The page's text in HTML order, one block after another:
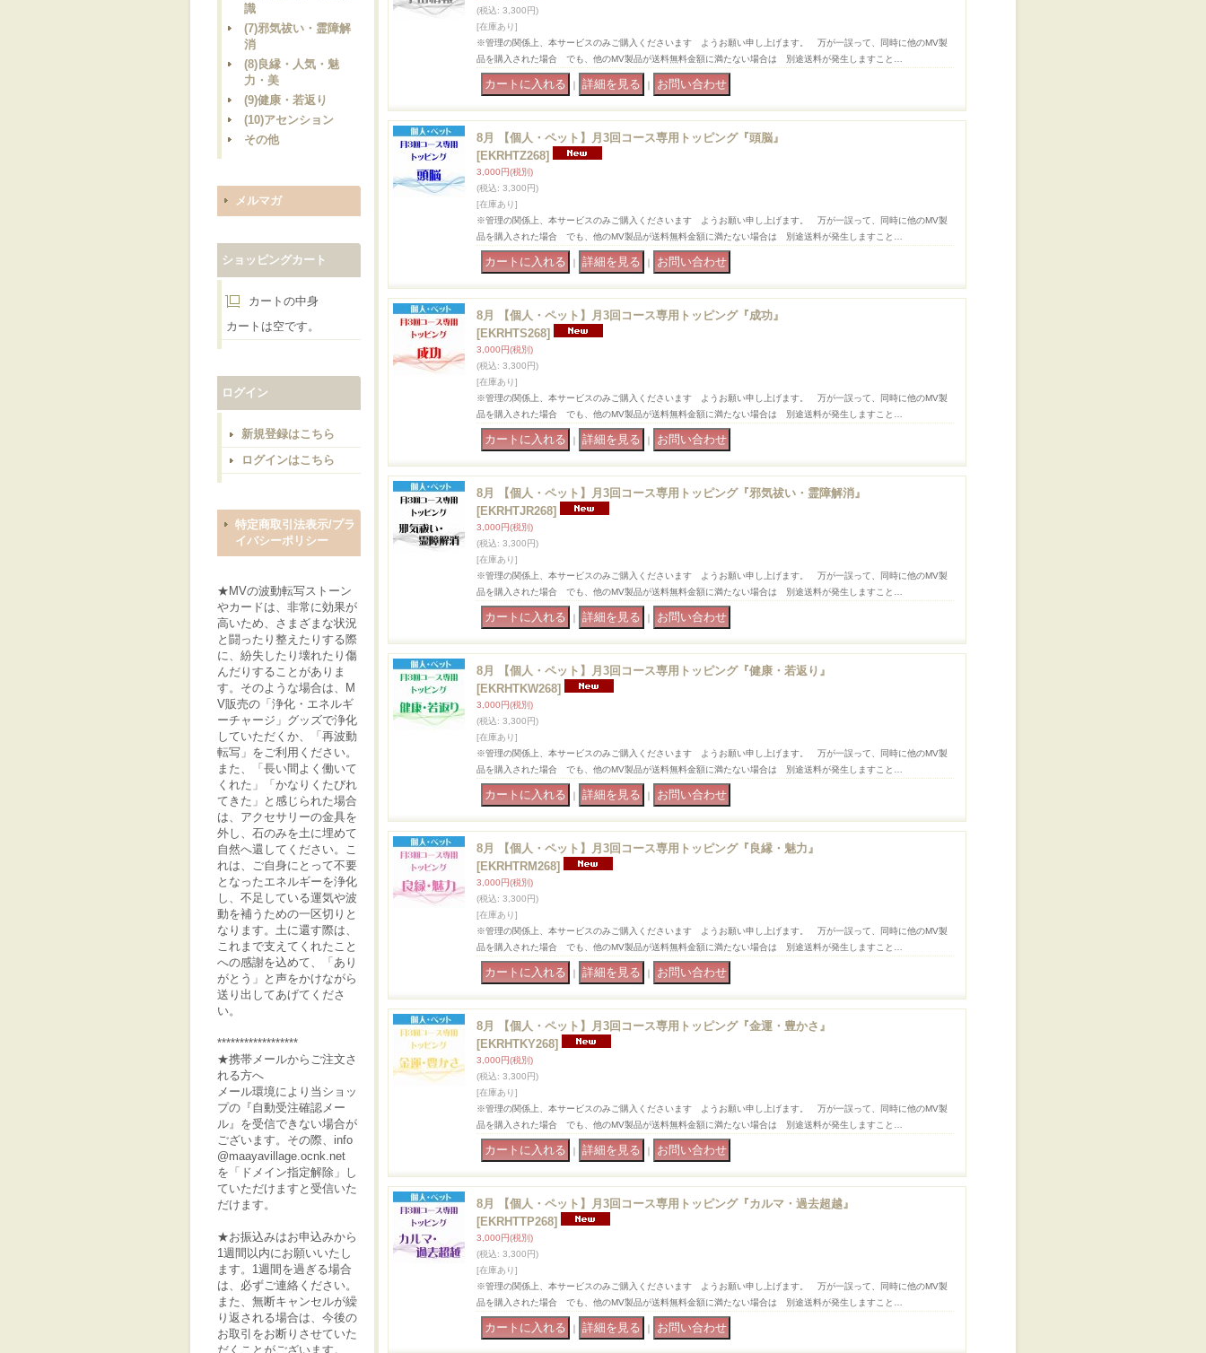
識
(7)邪気祓い・霊障解
消
(8)良縁・人気・魅
力・美
(9)健康・若返り
(10)アセンション
その他
メルマガ
ショッピングカート
カートの中身
カートは空です。
ログイン
新規登録はこちら
ログインはこちら
特定商取引法表示/プラ
イバシーポリシー
★MVの波動転写ストーン
やカードは、非常に効果が
高いため、さまざまな状況
と闘ったり整えたりする際
に、紛失したり壊れたり傷
んだりすることがありま
す。そのような場合は、M
V販売の「浄化・エネルギ
ーチャージ」グッズで浄化
していただくか、「再波動
転写」をご利用ください。
また、「長い間よく働いて
くれた」「かなりくたびれ
てきた」と感じられた場合
は、アクセサリーの金具を
外し、石のみを土に埋めて
自然へ還してください。こ
れは、ご自身にとって不要
となったエネルギーを浄化
し、不足している運気や波
動を補うための一区切りと
なります。土に還す際は、
これまで支えてくれたこと
への感謝を込めて、「あり
がとう」と声をかけながら
送り出してあげてくださ
い。
******************
★携帯メールからご注文さ
れる方へ
メール環境により当ショッ
プの『自動受注確認メー
ル』を受信できない場合が
ございます。その際、info
@maayavillage.ocnk.net
を「ドメイン指定解除」し
ていただけますと受信いた
だけます。
★お振込みはお申込みから
1週間以内にお願いいたし
ます。1週間を過ぎる場合
は、必ずご連絡ください。
また、無断キャンセルが繰
り返される場合は、今後の
お取引をお断りさせていた
だくことがございます。
(税込: 3,300円)
[在庫あり]
※管理の関係上、本サービスのみご購入くださいます ようお願い申し上げます。 万が一誤って、同時に他のMV製
品を購入された場合 でも、他のMV製品が送料無料金額に満たない場合は 別途送料が発生しますこと…
｜ ｜
8月 【個人・ペット】月3回コース専用トッピング『頭脳』
[EKRHTZ268]
3,000円(税別)
(税込: 3,300円)
[在庫あり]
※管理の関係上、本サービスのみご購入くださいます ようお願い申し上げます。 万が一誤って、同時に他のMV製
品を購入された場合 でも、他のMV製品が送料無料金額に満たない場合は 別途送料が発生しますこと…
｜ ｜
8月 【個人・ペット】月3回コース専用トッピング『成功』
[EKRHTS268]
3,000円(税別)
(税込: 3,300円)
[在庫あり]
※管理の関係上、本サービスのみご購入くださいます ようお願い申し上げます。 万が一誤って、同時に他のMV製
品を購入された場合 でも、他のMV製品が送料無料金額に満たない場合は 別途送料が発生しますこと…
｜ ｜
8月 【個人・ペット】月3回コース専用トッピング『邪気祓い・霊障解消』
[EKRHTJR268]
3,000円(税別)
(税込: 3,300円)
[在庫あり]
※管理の関係上、本サービスのみご購入くださいます ようお願い申し上げます。 万が一誤って、同時に他のMV製
品を購入された場合 でも、他のMV製品が送料無料金額に満たない場合は 別途送料が発生しますこと…
｜ ｜
8月 【個人・ペット】月3回コース専用トッピング『健康・若返り』
[EKRHTKW268]
3,000円(税別)
(税込: 3,300円)
[在庫あり]
※管理の関係上、本サービスのみご購入くださいます ようお願い申し上げます。 万が一誤って、同時に他のMV製
品を購入された場合 でも、他のMV製品が送料無料金額に満たない場合は 別途送料が発生しますこと…
｜ ｜
8月 【個人・ペット】月3回コース専用トッピング『良縁・魅力』
[EKRHTRM268]
3,000円(税別)
(税込: 3,300円)
[在庫あり]
※管理の関係上、本サービスのみご購入くださいます ようお願い申し上げます。 万が一誤って、同時に他のMV製
品を購入された場合 でも、他のMV製品が送料無料金額に満たない場合は 別途送料が発生しますこと…
｜ ｜
8月 【個人・ペット】月3回コース専用トッピング『金運・豊かさ』
[EKRHTKY268]
3,000円(税別)
(税込: 3,300円)
[在庫あり]
※管理の関係上、本サービスのみご購入くださいます ようお願い申し上げます。 万が一誤って、同時に他のMV製
品を購入された場合 でも、他のMV製品が送料無料金額に満たない場合は 別途送料が発生しますこと…
｜ ｜
8月 【個人・ペット】月3回コース専用トッピング『カルマ・過去超越』
[EKRHTTP268]
3,000円(税別)
(税込: 3,300円)
[在庫あり]
※管理の関係上、本サービスのみご購入くださいます ようお願い申し上げます。 万が一誤って、同時に他のMV製
品を購入された場合 でも、他のMV製品が送料無料金額に満たない場合は 別途送料が発生しますこと…
｜ ｜